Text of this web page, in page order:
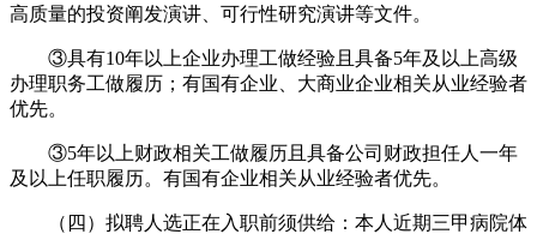
高质量的投资阐发演讲、可行性研究演讲等文件。
③具有10年以上企业办理工做经验且具备5年及以上高级
办理职务工做履历；有国有企业、大商业企业相关从业经验者
优先。
③5年以上财政相关工做履历且具备公司财政担任人一年
及以上任职履历。有国有企业相关从业经验者优先。
（四）拟聘人选正在入职前须供给：本人近期三甲病院体